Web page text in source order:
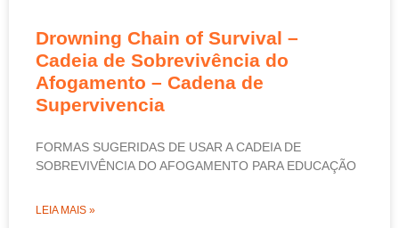
Drowning Chain of Survival –
Cadeia de Sobrevivência do
Afogamento – Cadena de
Supervivencia
FORMAS SUGERIDAS DE USAR A CADEIA DE
SOBREVIVÊNCIA DO AFOGAMENTO PARA EDUCAÇÃO
LEIA MAIS »